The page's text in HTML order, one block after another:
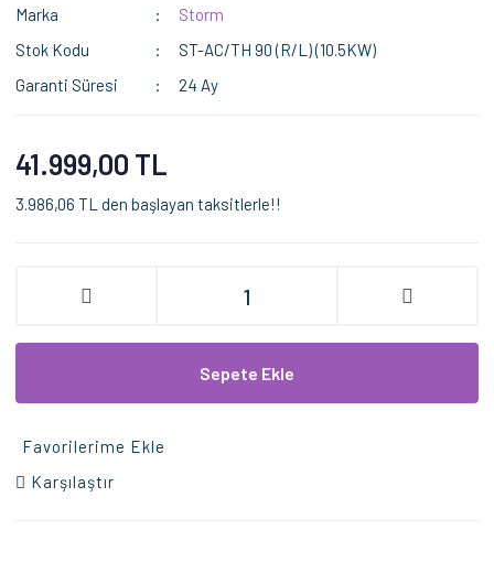
Marka
Storm
Stok Kodu
ST-AC/TH 90 (R/L) (10.5KW)
Garanti Süresi
24 Ay
41.999,00 TL
3.986,06 TL den başlayan taksitlerle!!
Sepete Ekle
Favorilerime Ekle
Karşılaştır